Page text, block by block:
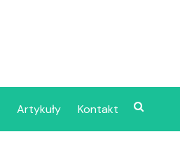
Artykuły Kontakt